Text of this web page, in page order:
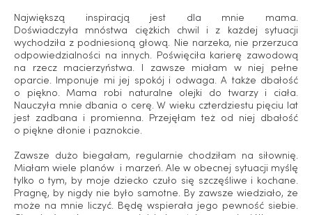
Największą inspiracją jest dla mnie mama.
Doświadczyła mnóstwa ciężkich chwil i z każdej sytuacji
wychodziła z podniesioną głową. Nie narzeka, nie przerzuca
odpowiedzialności na innych. Poświęciła karierę zawodową
na rzecz macierzyństwa. I zawsze miałam w niej pełne
oparcie. Imponuje mi jej spokój i odwaga. A także dbałość
o piękno. Mama robi naturalne olejki do twarzy i ciała.
Nauczyła mnie dbania o cerę. W wieku czterdziestu pięciu lat
jest zadbana i promienna. Przejęłam też od niej dbałość
o piękne dłonie i paznokcie.
Zawsze dużo biegałam, regularnie chodziłam na siłownię.
Miałam wiele planów i marzeń. Ale w obecnej sytuacji myślę
tylko o tym, by moje dziecko czuło się szczęśliwe i kochane.
Pragnę, by nigdy nie było samotne. By zawsze wiedziało, że
może na mnie liczyć. Będę wspierała jego pewność siebie.